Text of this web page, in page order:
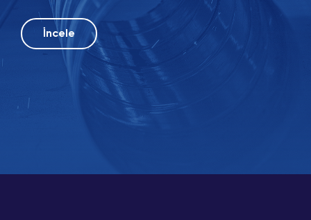
İncele